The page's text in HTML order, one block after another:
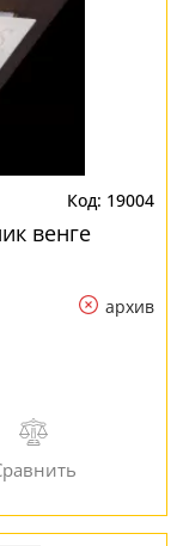
19004
венге
архив